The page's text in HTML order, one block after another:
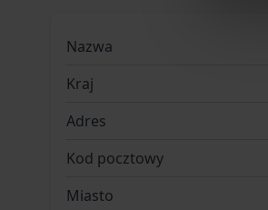
Nazwa
Kraj
Adres
Kod pocztowy
Miasto